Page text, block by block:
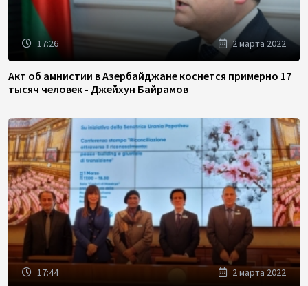
17:26 2 марта 2022
Акт об амнистии в Азербайджане коснется примерно 17
тысяч человек - Джейхун Байрамов
17:44 2 марта 2022